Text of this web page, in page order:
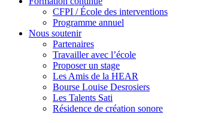
CFPI / École des interventions
Programme annuel
Nous soutenir
Partenaires
Travailler avec l’école
Proposer un stage
Les Amis de la HEAR
Bourse Louise Desrosiers
Les Talents Sati
Résidence de création sonore